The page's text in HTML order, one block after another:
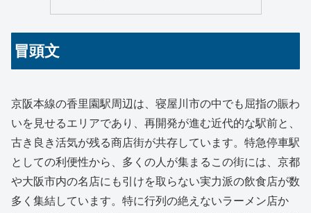
冒頭文
京阪本線の香里園駅周辺は、寝屋川市の中でも屈指の賑わ
いを見せるエリアであり、再開発が進む近代的な駅前と、
古き良き活気が残る商店街が共存しています。特急停車駅
としての利便性から、多くの人が集まるこの街には、京都
や大阪市内の名店にも引けを取らない実力派の飲食店が数
多く集結しています。特に行列の絶えないラーメン店か